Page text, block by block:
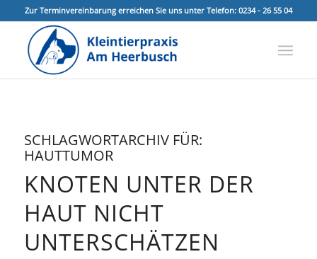
Zur Terminvereinbarung erreichen Sie uns unter Telefon: 0234 - 26 55 04
SCHLAGWORTARCHIV FÜR:
HAUTTUMOR
KNOTEN UNTER DER
HAUT NICHT
UNTERSCHÄTZEN